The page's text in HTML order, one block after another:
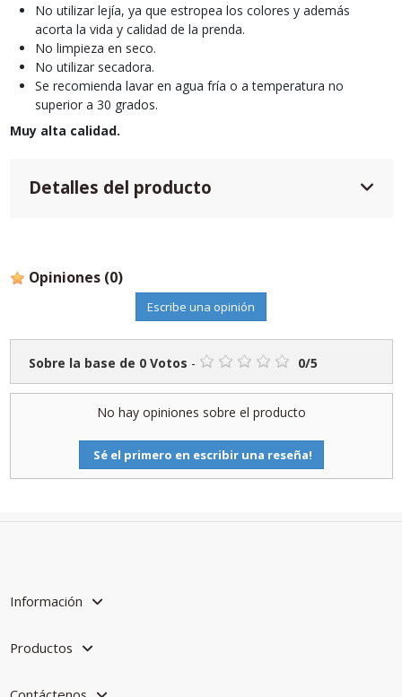
No utilizar lejía, ya que estropea los colores y además
acorta la vida y calidad de la prenda.
No limpieza en seco.
No utilizar secadora.
Se recomienda lavar en agua fría o a temperatura no
superior a 30 grados.
Muy alta calidad.
Detalles del producto
Opiniones (0)
Escribe una opinión
Sobre la base de 0Votos - 0/5
No hay opiniones sobre el producto
Sé el primero en escribir una reseña!
Información
Productos